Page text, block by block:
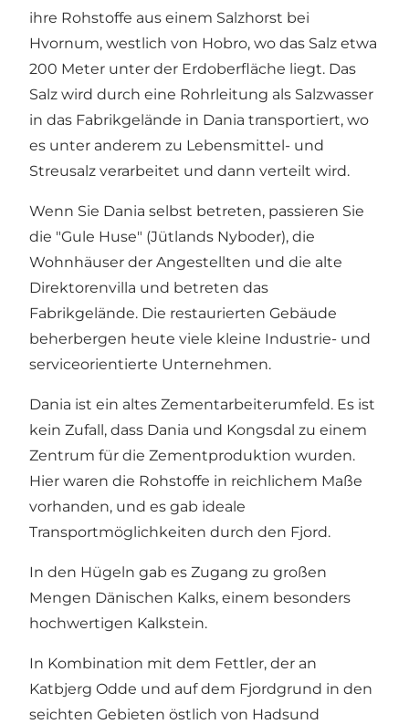
ihre Rohstoffe aus einem Salzhorst bei
Hvornum, westlich von Hobro, wo das Salz etwa
200 Meter unter der Erdoberfläche liegt. Das
Salz wird durch eine Rohrleitung als Salzwasser
in das Fabrikgelände in Dania transportiert, wo
es unter anderem zu Lebensmittel- und
Streusalz verarbeitet und dann verteilt wird.
Wenn Sie Dania selbst betreten, passieren Sie
die "Gule Huse" (Jütlands Nyboder), die
Wohnhäuser der Angestellten und die alte
Direktorenvilla und betreten das
Fabrikgelände. Die restaurierten Gebäude
beherbergen heute viele kleine Industrie- und
serviceorientierte Unternehmen.
Dania ist ein altes Zementarbeiterumfeld. Es ist
kein Zufall, dass Dania und Kongsdal zu einem
Zentrum für die Zementproduktion wurden.
Hier waren die Rohstoffe in reichlichem Maße
vorhanden, und es gab ideale
Transportmöglichkeiten durch den Fjord.
In den Hügeln gab es Zugang zu großen
Mengen Dänischen Kalks, einem besonders
hochwertigen Kalkstein.
In Kombination mit dem Fettler, der an
Katbjerg Odde und auf dem Fjordgrund in den
seichten Gebieten östlich von Hadsund